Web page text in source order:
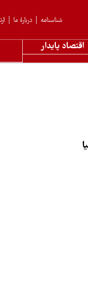
دربارهٔ ما شناسنامه
اقتصاد پایدار